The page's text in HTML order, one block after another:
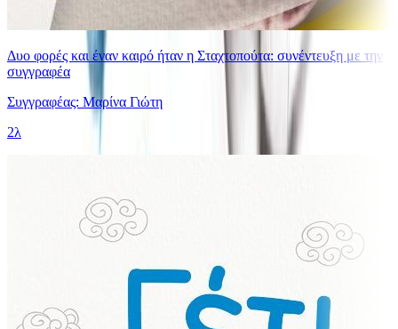
Δυο φορές και έναν καιρό ήταν η Σταχτοπούτα: συνέντευξη με την
συγγραφέα
Συγγραφέας: Μαρίνα Γιώτη
2λ